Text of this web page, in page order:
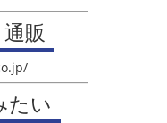
販
たい